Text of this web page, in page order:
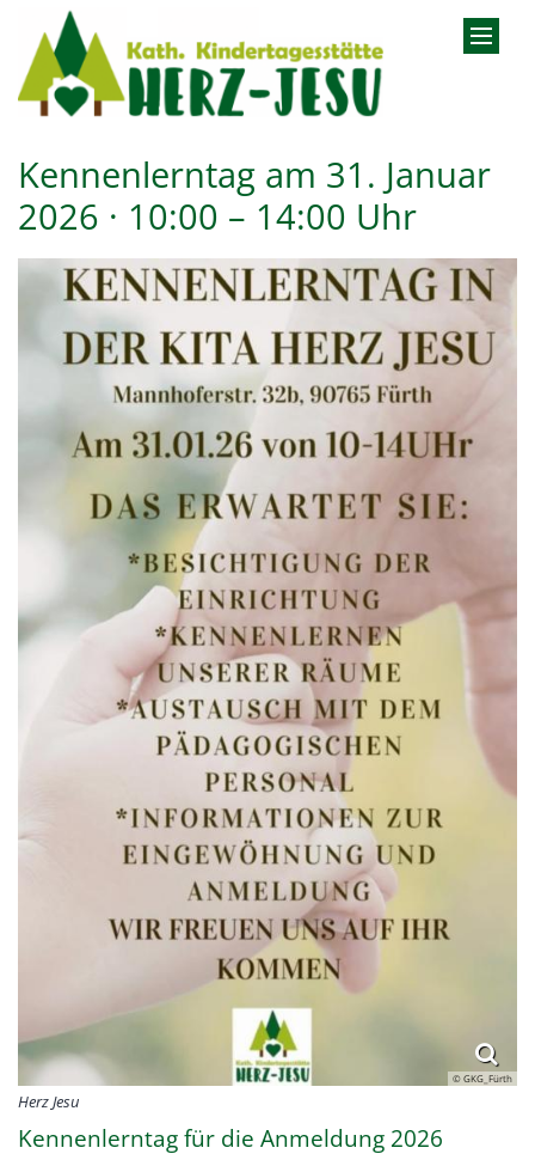
Zum Inhalt springen
Kennenlerntag am 31. Januar
2026 · 10:00 – 14:00 Uhr
© GKG_Fürth
Herz Jesu
Kennenlerntag für die Anmeldung 2026